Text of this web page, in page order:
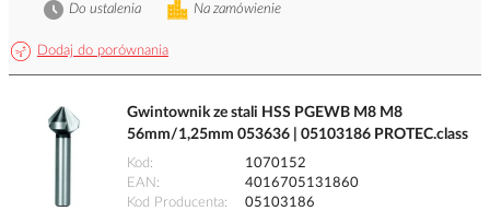
Dodaj do porównania
Na zamówienie
Do ustalenia
Gwintownik ze stali HSS PGEWB M8 M8
56mm/1,25mm 053636 | 05103186 PROTEC.class
Kod
1070152
EAN
4016705131860
Kod Producenta
05103186